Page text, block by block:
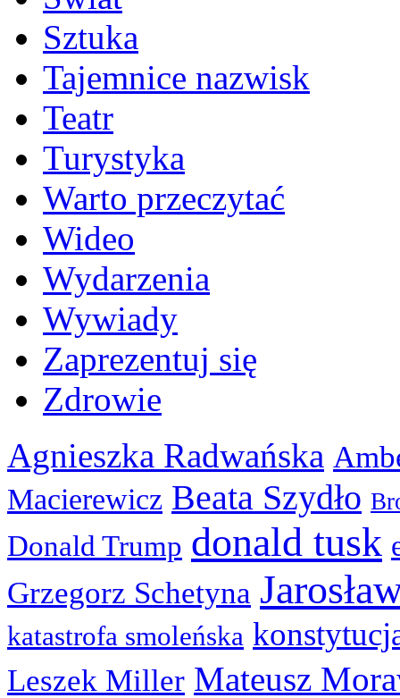
Sztuka
Tajemnice nazwisk
Teatr
Turystyka
Warto przeczytać
Wideo
Wydarzenia
Wywiady
Zaprezentuj się
Zdrowie
Agnieszka Radwańska
Macierewicz Beata Szydło
Donald Trump donald tusk
Grzegorz Schetyna
katastrofa smoleńska
Leszek Miller Mateusz